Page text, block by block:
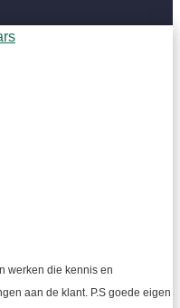
werken die kennis en
aan de klant. P.S goede eigen